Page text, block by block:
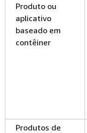
Produto ou
aplicativo
baseado em
contêiner
Produtos de